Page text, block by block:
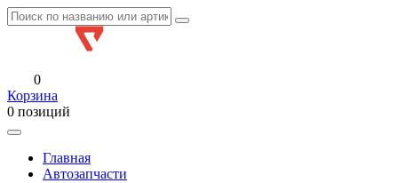
0
Корзина
0 позиций
Главная
Автозапчасти